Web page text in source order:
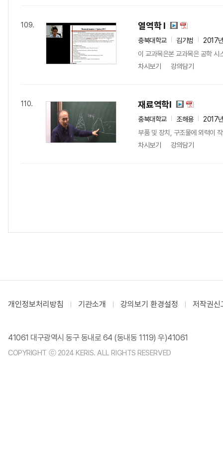
109. 열역학 I
충북대학교 김기범
2017
이 교과목은본 교과목은 공학
차시보기
강의담기
110. 재료역학I
충북대학교 조해용
2017
부품 및 장치, 구조물에 외력이
차시보기
강의담기
개인정보처리방침 기관소개 강의보기 환경설정 저작권신
41061 대구광역시 동구 동내로 64 (동내동 1119) 우)41061
COPYRIGHT ⓒ 2024 KERIS. ALL RIGHTS RESERVED